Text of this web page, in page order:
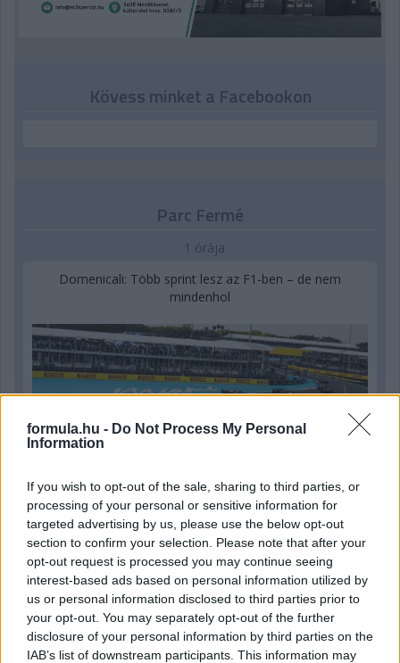
formula.hu - Do Not Process My Personal
Information
If you wish to opt-out of the sale, sharing to third parties, or
processing of your personal or sensitive information for
targeted advertising by us, please use the below opt-out
section to confirm your selection. Please note that after your
opt-out request is processed you may continue seeing
interest-based ads based on personal information utilized by
us or personal information disclosed to third parties prior to
your opt-out. You may separately opt-out of the further
disclosure of your personal information by third parties on the
IAB’s list of downstream participants. This information may
Kövess minket a Facebookon
Parc Fermé
1 órája
Domenicali: Több sprint lesz az F1-ben – de nem
mindenhol
3 órája
„Lando és Oscar kapcsolata csak még erősebbé vált a
tavalyi év után” – Stella